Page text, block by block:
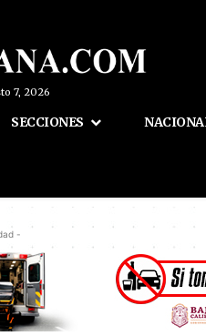
7, 2026
SECCIONES
-